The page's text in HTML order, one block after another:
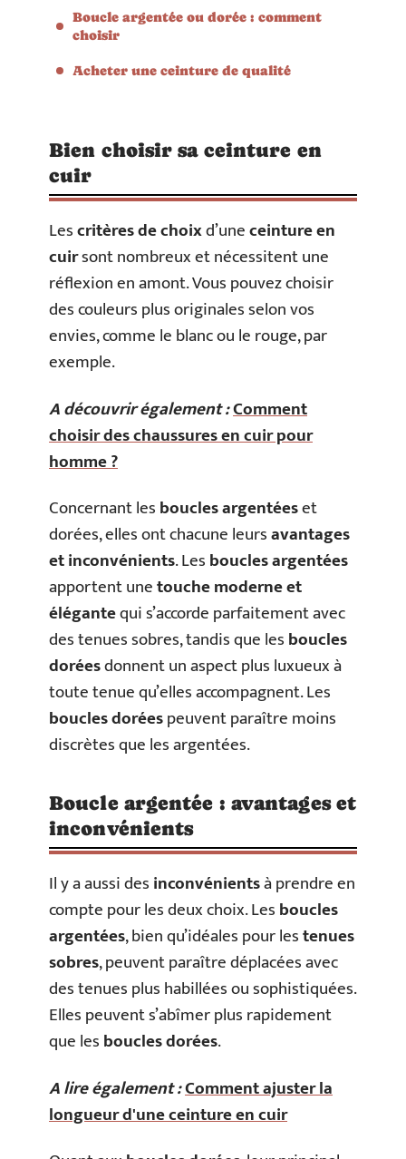
Boucle argentée ou dorée : comment
choisir
Acheter une ceinture de qualité
Bien choisir sa ceinture en
cuir
Lescritères de choixd’uneceinture en
cuirsont nombreux et nécessitent une
réflexion en amont. Vous pouvez choisir
des couleurs plus originales selon vos
envies, comme le blanc ou le rouge, par
exemple.
A découvrir également :Comment
choisir des chaussures en cuir pour
homme ?
Concernant lesboucles argentéeset
dorées, elles ont chacune leursavantages
et inconvénients. Lesboucles argentées
apportent unetouche moderne et
élégantequi s’accorde parfaitement avec
des tenues sobres, tandis que lesboucles
doréesdonnent un aspect plus luxueux à
toute tenue qu’elles accompagnent. Les
boucles doréespeuvent paraître moins
discrètes que les argentées.
Boucle argentée : avantages et
inconvénients
Il y a aussi desinconvénientsà prendre en
compte pour les deux choix. Lesboucles
argentées, bien qu’idéales pour lestenues
sobres, peuvent paraître déplacées avec
des tenues plus habillées ou sophistiquées.
Elles peuvent s’abîmer plus rapidement
que lesboucles dorées.
A lire également :Comment ajuster la
longueur d'une ceinture en cuir